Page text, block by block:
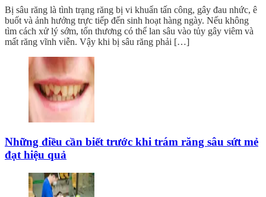
Bị sâu răng là tình trạng răng bị vi khuẩn tấn công, gây đau nhức, ê
buốt và ảnh hưởng trực tiếp đến sinh hoạt hàng ngày. Nếu không
tìm cách xử lý sớm, tổn thương có thể lan sâu vào tủy gây viêm và
mất răng vĩnh viễn. Vậy khi bị sâu răng phải […]
Những điều cần biết trước khi trám răng sâu sứt mẻ
đạt hiệu quả